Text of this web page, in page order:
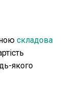
складова
якого